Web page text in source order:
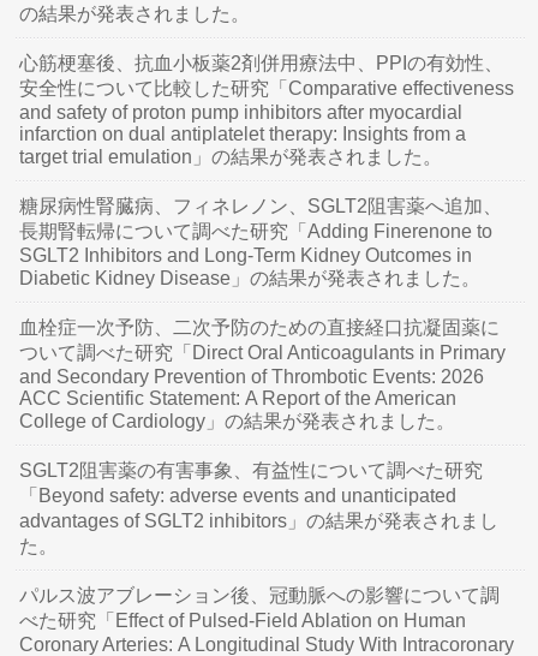
の結果が発表されました。
心筋梗塞後、抗血小板薬2剤併用療法中、PPIの有効性、
安全性について比較した研究「Comparative effectiveness
and safety of proton pump inhibitors after myocardial
infarction on dual antiplatelet therapy: Insights from a
target trial emulation」の結果が発表されました。
糖尿病性腎臓病、フィネレノン、SGLT2阻害薬へ追加、
長期腎転帰について調べた研究「Adding Finerenone to
SGLT2 Inhibitors and Long-Term Kidney Outcomes in
Diabetic Kidney Disease」の結果が発表されました。
血栓症一次予防、二次予防のための直接経口抗凝固薬に
ついて調べた研究「Direct Oral Anticoagulants in Primary
and Secondary Prevention of Thrombotic Events: 2026
ACC Scientific Statement: A Report of the American
College of Cardiology」の結果が発表されました。
SGLT2阻害薬の有害事象、有益性について調べた研究
「Beyond safety: adverse events and unanticipated
advantages of SGLT2 inhibitors」の結果が発表されまし
た。
パルス波アブレーション後、冠動脈への影響について調
べた研究「Effect of Pulsed-Field Ablation on Human
Coronary Arteries: A Longitudinal Study With Intracoronary